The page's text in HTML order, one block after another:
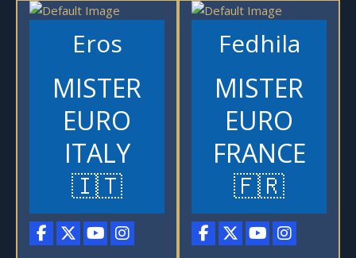
Eros
MISTER
EURO
ITALY
🇮🇹
Fedhila
MISTER
EURO
FRANCE
🇫🇷